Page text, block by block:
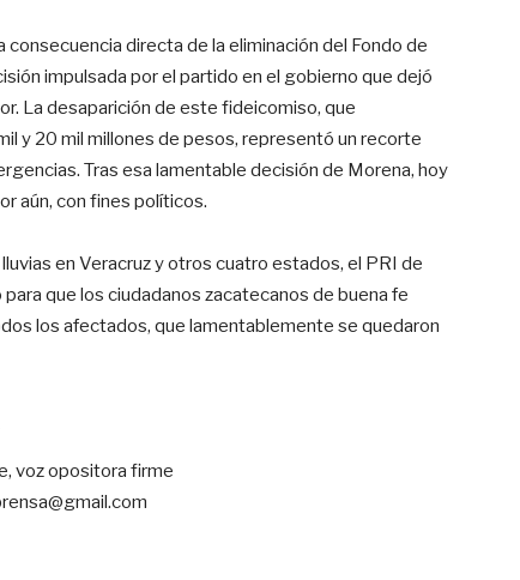
directa de la eliminación del Fondo de
impulsada por el partido en el gobierno que dejó
La desaparición de este fideicomiso, que
y 20 mil millones de pesos, representó un recorte
Tras esa lamentable decisión de Morena, hoy
aún, con fines políticos.
en Veracruz y otros cuatro estados, el PRI de
que los ciudadanos zacatecanos de buena fe
los afectados, que lamentablemente se quedaron
voz opositora firme